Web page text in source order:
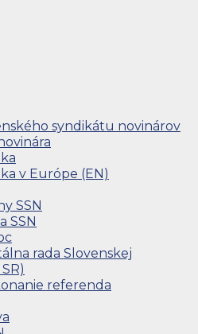
syndikátu novinárov
v Európe (EN)
SSN
SSN
rada Slovenskej
referenda